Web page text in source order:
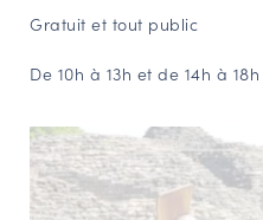
Gratuit et tout public
De 10h à 13h et de 14h à 18h